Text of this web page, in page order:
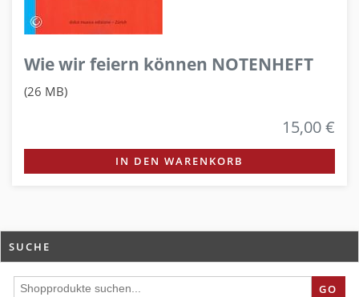
Wie wir feiern können NOTENHEFT
(26 MB)
15,00 €
IN DEN WARENKORB
SUCHE
GO